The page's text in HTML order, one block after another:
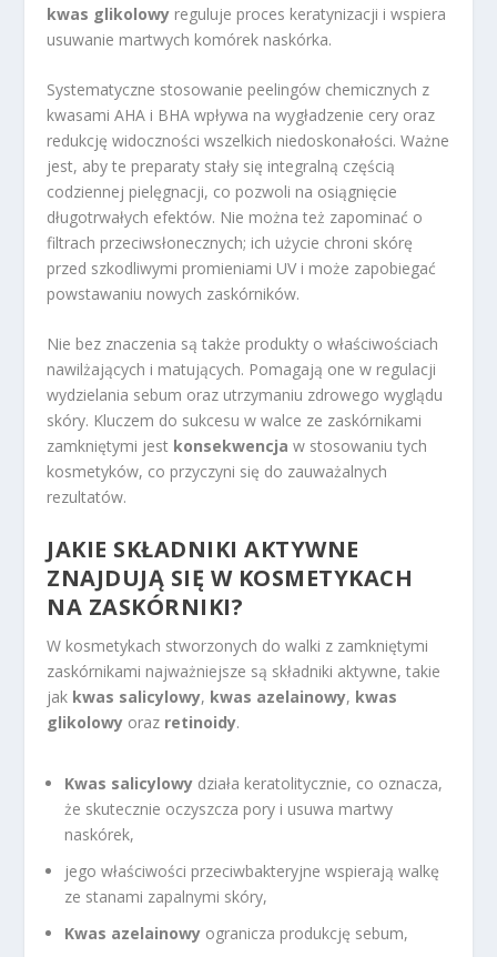
kwas glikolowy reguluje proces keratynizacji i wspiera
usuwanie martwych komórek naskórka.
Systematyczne stosowanie peelingów chemicznych z
kwasami AHA i BHA wpływa na wygładzenie cery oraz
redukcję widoczności wszelkich niedoskonałości. Ważne
jest, aby te preparaty stały się integralną częścią
codziennej pielęgnacji, co pozwoli na osiągnięcie
długotrwałych efektów. Nie można też zapominać o
filtrach przeciwsłonecznych; ich użycie chroni skórę
przed szkodliwymi promieniami UV i może zapobiegać
powstawaniu nowych zaskórników.
Nie bez znaczenia są także produkty o właściwościach
nawilżających i matujących. Pomagają one w regulacji
wydzielania sebum oraz utrzymaniu zdrowego wyglądu
skóry. Kluczem do sukcesu w walce ze zaskórnikami
zamkniętymi jest konsekwencja w stosowaniu tych
kosmetyków, co przyczyni się do zauważalnych
rezultatów.
JAKIE SKŁADNIKI AKTYWNE
ZNAJDUJĄ SIĘ W KOSMETYKACH
NA ZASKÓRNIKI?
W kosmetykach stworzonych do walki z zamkniętymi
zaskórnikami najważniejsze są składniki aktywne, takie
jak kwas salicylowy, kwas azelainowy, kwas
glikolowy oraz retinoidy.
Kwas salicylowy działa keratolitycznie, co oznacza,
że skutecznie oczyszcza pory i usuwa martwy
naskórek,
jego właściwości przeciwbakteryjne wspierają walkę
ze stanami zapalnymi skóry,
Kwas azelainowy ogranicza produkcję sebum,